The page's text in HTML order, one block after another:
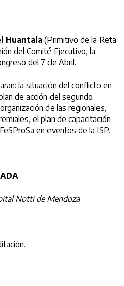
Huantala (Primitivo de la Reta
del Comité Ejecutivo, la
del 7 de Abril.
la situación del conflicto en
de acción del segundo
de las regionales,
el plan de capacitación
en eventos de la ISP.
Notti de Mendoza